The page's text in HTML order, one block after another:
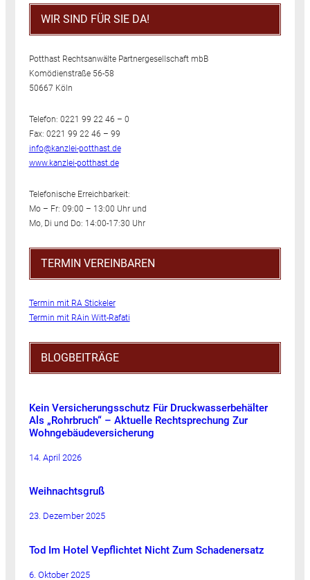
WIR SIND FÜR SIE DA!
Potthast Rechtsanwälte Partnergesellschaft mbB
Komödienstraße 56-58
50667 Köln
Telefon: 0221 99 22 46 – 0
Fax: 0221 99 22 46 – 99
info@kanzlei-potthast.de
www.kanzlei-potthast.de
Telefonische Erreichbarkeit:
Mo – Fr: 09:00 – 13:00 Uhr und
Mo, Di und Do: 14:00-17:30 Uhr
TERMIN VEREINBAREN
Termin mit RA Stickeler
Termin mit RAin Witt-Rafati
BLOGBEITRÄGE
Kein Versicherungsschutz Für Druckwasserbehälter
Als „Rohrbruch“ – Aktuelle Rechtsprechung Zur
Wohngebäudeversicherung
14. April 2026
Weihnachtsgruß
23. Dezember 2025
Tod Im Hotel Vepflichtet Nicht Zum Schadenersatz
6. Oktober 2025